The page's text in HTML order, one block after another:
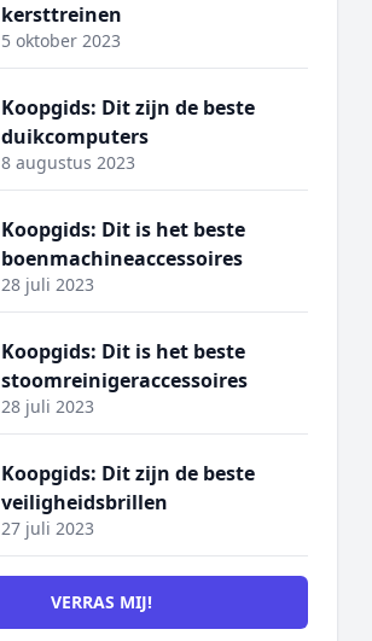
kersttreinen
5 oktober 2023
Koopgids: Dit zijn de beste
duikcomputers
8 augustus 2023
Koopgids: Dit is het beste
boenmachineaccessoires
28 juli 2023
Koopgids: Dit is het beste
stoomreinigeraccessoires
28 juli 2023
Koopgids: Dit zijn de beste
veiligheidsbrillen
27 juli 2023
VERRAS MIJ!